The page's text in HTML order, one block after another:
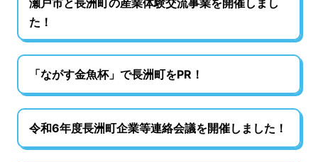
瀬戸市と長洲町の産業体験交流事業を開催しまし
た！
「ながす金魚杯」で長洲町をPR！
令和6年度長洲町企業等連絡会議を開催しました！